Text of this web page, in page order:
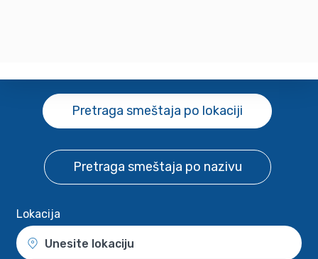
Pretraga smeštaja po lokaciji
Pretraga smeštaja po nazivu
Lokacija
Unesite lokaciju